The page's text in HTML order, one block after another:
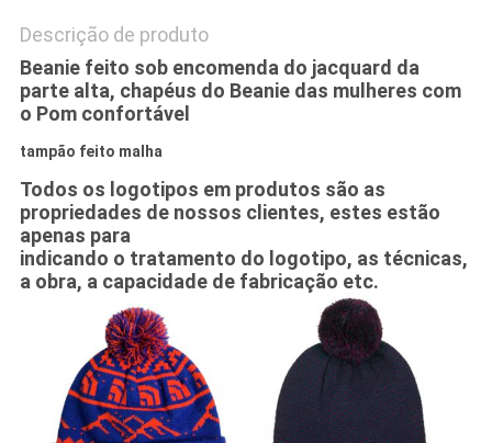
Descrição de produto
Beanie feito sob encomenda do jacquard da
parte alta, chapéus do Beanie das mulheres com
o Pom confortável
tampão feito malha
Todos os logotipos em produtos são as
propriedades de nossos clientes, estes estão
apenas para
indicando o tratamento do logotipo, as técnicas,
a obra, a capacidade de fabricação etc.